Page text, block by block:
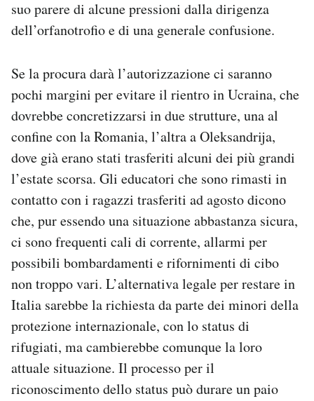
suo parere di alcune pressioni dalla dirigenza
dell’orfanotrofio e di una generale confusione.
Se la procura darà l’autorizzazione ci saranno
pochi margini per evitare il rientro in Ucraina, che
dovrebbe concretizzarsi in due strutture, una al
confine con la Romania, l’altra a Oleksandrija,
dove già erano stati trasferiti alcuni dei più grandi
l’estate scorsa. Gli educatori che sono rimasti in
contatto con i ragazzi trasferiti ad agosto dicono
che, pur essendo una situazione abbastanza sicura,
ci sono frequenti cali di corrente, allarmi per
possibili bombardamenti e rifornimenti di cibo
non troppo vari. L’alternativa legale per restare in
Italia sarebbe la richiesta da parte dei minori della
protezione internazionale, con lo status di
rifugiati, ma cambierebbe comunque la loro
attuale situazione. Il processo per il
riconoscimento dello status può durare un paio